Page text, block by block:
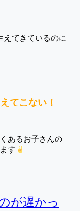
えてきているのに
てこない！
あるお子さんの
す
が遅かっ